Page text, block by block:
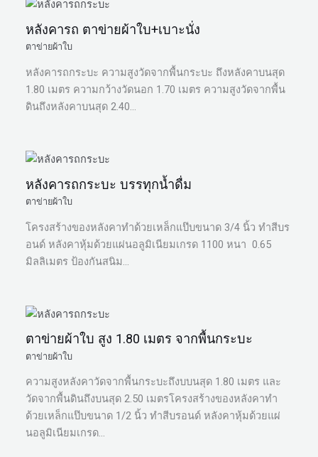
หลังคารถ ตาข่ายผ้าใบ+เบาะนั่ง
ตาข่ายผ้าใบ
หลังคารถกระบะ ความสูงวัดจากพื้นกระบะ ถึงหลังคาบนสุด
1.80 เมตร ความกว้างวัดนอก 1.70 เมตร ความสูงวัดจากพื้น
ดินถึงหลังคาบนสุด 2.40…
หลังคารถกระบะ บรรทุกน้ำดื่ม
ตาข่ายผ้าใบ
โครงสร้างของหลังคาทำด้วยเหล็กแป๊บขนาด 3/4 นิ้ว ทำสีบร
อนด์ หลังคาหุ้มด้วยแผ่นอลูมิเนียมเกรด 1100 หนา 0.65
มิลลิเมตร ป้องกันสนิม…
ตาข่ายผ้าใบ สูง 1.80 เมตร จากพื้นกระบะ
ตาข่ายผ้าใบ
ความสูงหลังคาวัดจากพื้นกระบะถึงบบนสุด 1.80 เมตร และ
วัดจากพื้นดินถึงบนสุด 2.50 เมตรโครงสร้างของหลังคาทำ
ด้วยเหล็กแป๊บขนาด 1/2 นิ้ว ทำสีบรอนด์ หลังคาหุ้มด้วยแผ่
นอลูมิเนียมเกรด…